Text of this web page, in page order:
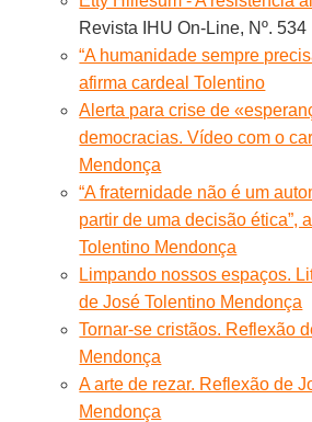
Revista IHU On-Line, Nº. 534
“A humanidade sempre
afirma cardeal Tolentino
Alerta para crise de
democracias. Vídeo com o
Mendonça
“A fraternidade não é um
partir de uma decisão ética”,
Tolentino Mendonça
Limpando nossos espaços.
de José Tolentino Mendonça
Tornar-se cristãos. Reflexão
Mendonça
A arte de rezar. Reflexão de
Mendonça